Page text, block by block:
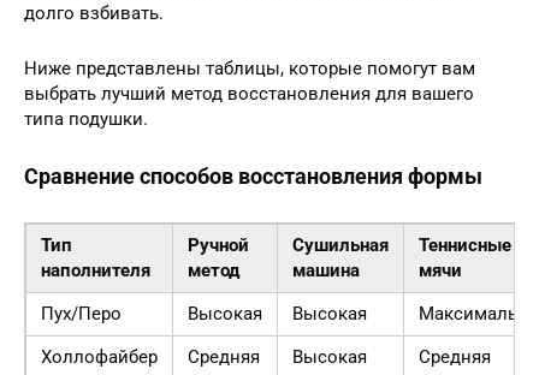
долго взбивать.
Ниже представлены таблицы, которые помогут вам
выбрать лучший метод восстановления для вашего
типа подушки.
Сравнение способов восстановления формы
Тип
наполнителя
Ручной
метод
Сушильная
машина
Теннисные
мячи
Пух/Перо
Высокая Высокая
Холлофайбер
Средняя Высокая Средняя